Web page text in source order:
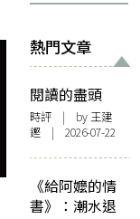
熱門文章
閱讀的盡頭
時評 | by 王建
鏗 | 2026-07-22
《給阿嬤的情
書》：潮水退